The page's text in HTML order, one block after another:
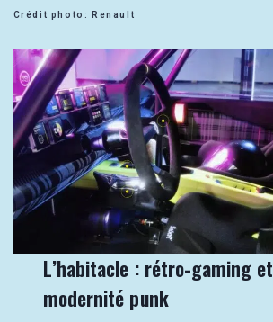
Crédit photo: Renault
L’habitacle : rétro-gaming et
modernité punk